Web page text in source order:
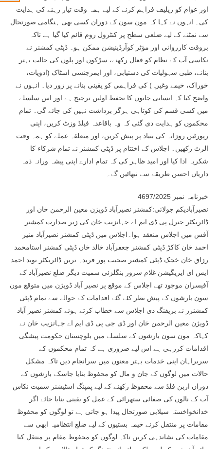
اور عوام کو ریلیف فراہم کرنے کے لیے ہمہ وقت تیار رہنے کی ہدایت
کی۔ انہوں نے کہا کہ مون سون کے دوران کسی بھی ہنگامی صورتحال
سے نمٹنے کے لیے ضلعی سطح پر کنٹرول روم قائم کیا گیا ہے تاکہ
بروقت کارروائی اور مؤثر کوآرڈینیشن ممکن ہو۔ ڈپٹی کمشنر نے
نکاسی آب کے نظام کو فعال رکھنے، سڑکوں اور پلوں کی حالت بہتر
بنانے، طبی سہولیات کی دستیابی، اور ایمرجنسی اسٹاک (ادویات،
خوراک، خیمے وغیرہ) کی فراہمی کو یقینی بنانے پر زور دیا۔ انہوں نے
واضح کیا کہ انسانی جانوں کا تحفظ اولین ترجیح ہے اور اس سلسلے
میں کسی قسم کی کوتاہی ہرگز برداشت نہیں کی جائے گی۔ تمام
محکموں کو ہدایت دی گئی کہ وہ باقاعدہ فیلڈ وزٹ کریں، اپنی
رپورٹیں روزانہ کی بنیاد پر پیش کریں، اور متعلقہ عملے کو ہمہ وقت
الرٹ رکھیں۔ اجلاس کے اختتام پر ڈپٹی کمشنر نے تمام شرکاء کا
شکریہ ادا کیا اور امید ظاہر کی کہ تمام ادارے اپنی پیشہ ورانہ ذمہ
داریاں احسن طریقے سے نبھائیں گے۔
خبرنامہ نمبر 4697/2025
نصیرآبادیکم جولائی:کمشنر نصیرآباد ڈویژن معین الرحمن خان اور
ڈائریکٹر جنرل پی ڈی ایم اے جہانزیب خان کی زیر صدارت کمشنر
آفس میں اجلاس منعقد ہوا۔اجلاس میں ڈپٹی کمشنر نصیرآباد منیر
احمد خان کاکڑ ڈپٹی کمشنر جعفرآباد خالد خان ڈپٹی کمشنر استامحمد
رزاق خان خجک ڈپٹی کمشنر صحبت پور فریدہ ترین ڈائریکٹر نوید احمد
ایس ای ایریگیشن غلام سرور بنگلزئی سمیت دیگر ضلع نصیرآباد کے
آفیسران موجود تھے اجلاس کے موقع پر نصیر آباد ڈویژن میں متوقع مون
سون بارشوں کے پیش نظر کئے گئے اقدامات کے حوالے سے تمام ڈپٹی
کمشنرز نے بریفنگ دی اجلاس سے خطاب کرتے ہوئے کمشنر نصیر آباد
ڈویژن معین الرحمن خان اور ڈی جی پی ڈی ایم اے جہانزیب خان نے
کہاکہ مون سون بارشوں کے سلسلے میں بلوچستان حکومت پیشگی
اقدامات کررہی ہے اس لیے ضروری ہے کہ تمام محکموں کے
سربراہان اپنی خدمات بہتر معنوں میں سرانجام دیں تاکہ مشکل
حالات میں لوگوں کے جان و مال کو محفوظ بنایا جاسکے بارشوں کے
دوران اربن فلڈ سے محفوظ رکھنے کے لیے پمپنگ اسٹیشنز سمیت نکاس
آب کے نالوں کی صفائی ستھرائی کے عمل کو یقینی بنایا جائے اگر
خدانخواخستہ سیلابی صورتحال پیدا ہو جاتی ہے تو لوگوں کو محفوظ
مقامات پر منتقل کرنے خیمہ بستیوں کے لیے ضلع انتظامیہ ابھی سے
مقامات کی نشاندہی کریں تاکہ لوگوں کو محفوظ مقام پر منتقل کیا